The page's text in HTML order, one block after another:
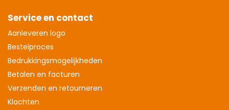
Service en contact
Aanleveren logo
Bestelproces
Bedrukkingsmogelijkheden
Betalen en facturen
Verzenden en retourneren
Klachten